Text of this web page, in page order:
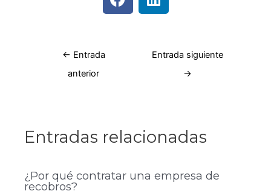
← Entrada
anterior
Entrada siguiente
→
Entradas relacionadas
¿Por qué contratar una empresa de
recobros?